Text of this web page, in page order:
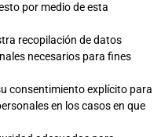
por medio de esta
recopilación de datos
necesarios para fines
consentimiento explícito para
en los casos en que